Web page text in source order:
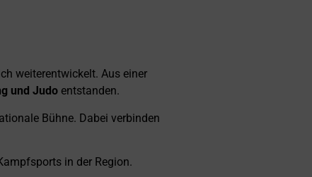
weiterentwickelt. Aus einer
und Judo entstanden.
Bühne. Dabei verbinden
in der Region.